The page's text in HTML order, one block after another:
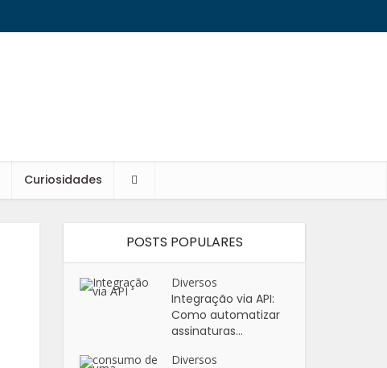
Curiosidades
POSTS POPULARES
Diversos
Integração via API:
Como automatizar
assinaturas...
Diversos